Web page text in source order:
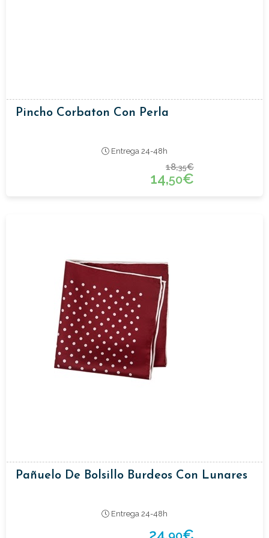
Pincho Corbaton Con Perla
Entrega 24-48h
18,35€
14,50€
Pañuelo De Bolsillo Burdeos Con Lunares
Entrega 24-48h